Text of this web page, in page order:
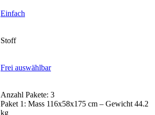
Einfach
Stoff
Frei auswählbar
Anzahl Pakete: 3
Paket 1: Mass 116x58x175 cm – Gewicht 44.2
kg